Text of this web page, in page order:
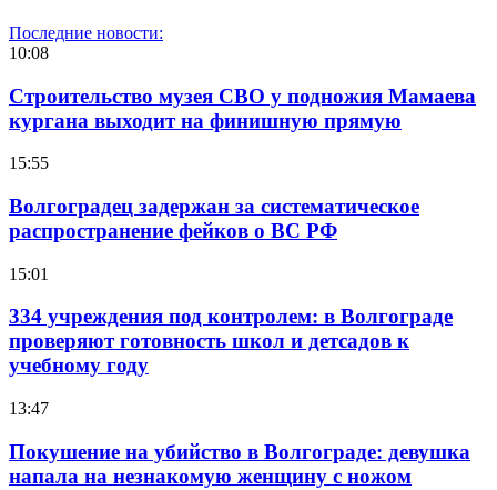
Последние новости:
10:08
Строительство музея СВО у подножия Мамаева
кургана выходит на финишную прямую
15:55
Волгоградец задержан за систематическое
распространение фейков о ВС РФ
15:01
334 учреждения под контролем: в Волгограде
проверяют готовность школ и детсадов к
учебному году
13:47
Покушение на убийство в Волгограде: девушка
напала на незнакомую женщину с ножом